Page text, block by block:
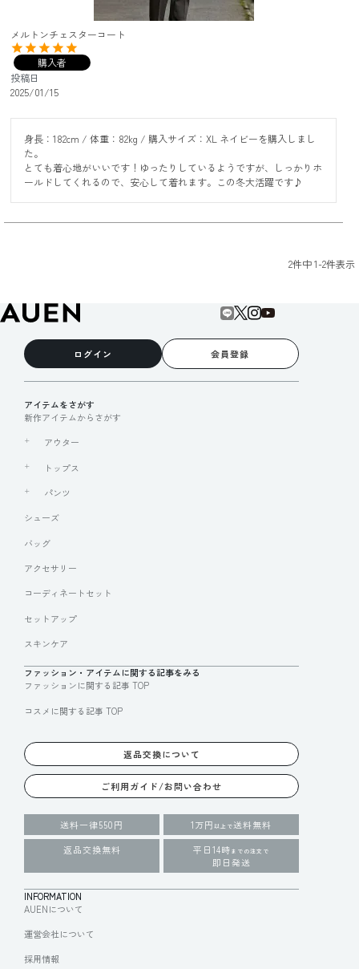
メルトンチェスターコート
購入者
投稿日
2025/01/15
身長：182cm / 体重：82kg / 購入サイズ：XL ネイビーを購入しまし
た。
とても着心地がいいです！ゆったりしているようですが、しっかりホ
ールドしてくれるので、安心して着れます。この冬大活躍です♪
2件中1-2件表示
ログイン 会員登録
アイテムをさがす
新作アイテムからさがす
アウター
トップス
パンツ
シューズ
バッグ
アクセサリー
コーディネートセット
セットアップ
スキンケア
ファッション・アイテムに関する記事をみる
ファッションに関する記事 TOP
コスメに関する記事 TOP
返品交換について
ご利用ガイド/お問い合わせ
送料一律550円 1万円 以上で送料無料
返品交換無料
平日14時 までの注文で
即日発送
INFORMATION
AUENについて
運営会社について
採用情報